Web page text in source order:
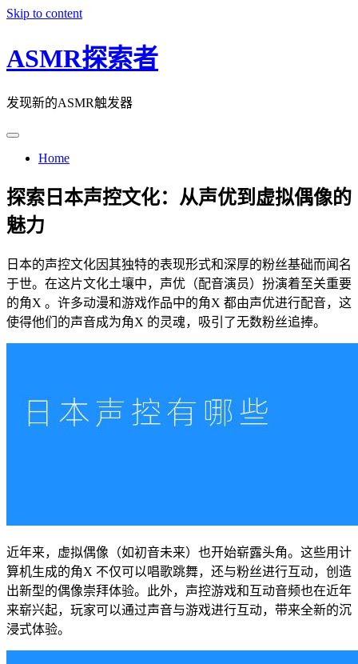
Skip to content
ASMR探索者
发现新的ASMR触发器
Home
探索日本声控文化：从声优到虚拟偶像的
魅力
日本的声控文化因其独特的表现形式和深厚的粉丝基础而闻名
于世。在这片文化土壤中，声优（配音演员）扮演着至关重要
的角X 。许多动漫和游戏作品中的角X 都由声优进行配音，这
使得他们的声音成为角X 的灵魂，吸引了无数粉丝追捧。
近年来，虚拟偶像（如初音未来）也开始崭露头角。这些用计
算机生成的角X 不仅可以唱歌跳舞，还与粉丝进行互动，创造
出新型的偶像崇拜体验。此外，声控游戏和互动音频也在近年
来崭兴起，玩家可以通过声音与游戏进行互动，带来全新的沉
浸式体验。